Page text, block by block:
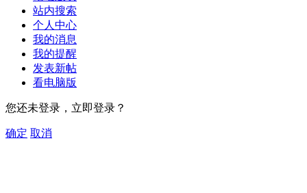
站内搜索
个人中心
我的消息
我的提醒
发表新帖
看电脑版
您还未登录，立即登录？
确定 取消